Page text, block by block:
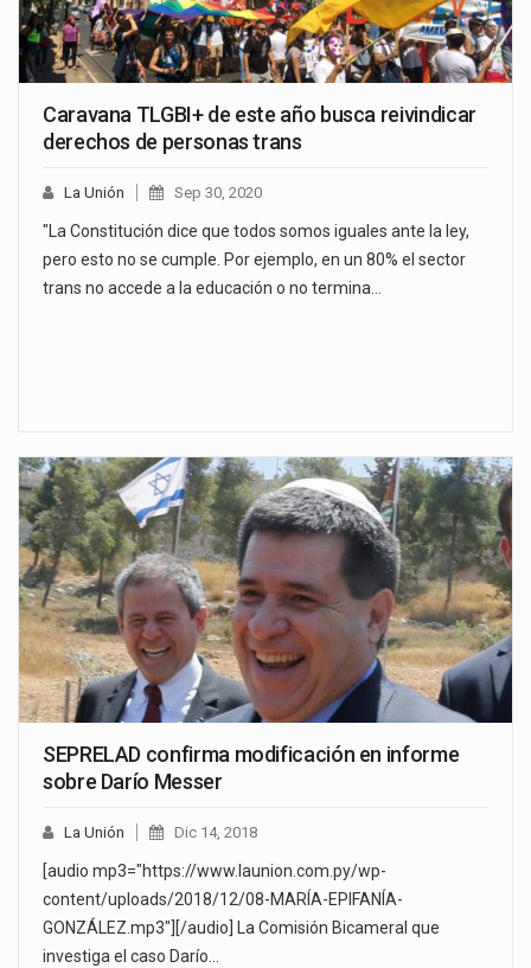
Caravana TLGBI+ de este año busca reivindicar
derechos de personas trans
La Unión Sep 30, 2020
"La Constitución dice que todos somos iguales ante la ley,
pero esto no se cumple. Por ejemplo, en un 80% el sector
trans no accede a la educación o no termina…
SEPRELAD confirma modificación en informe
sobre Darío Messer
La Unión Dic 14, 2018
[audio mp3="https://www.launion.com.py/wp-
content/uploads/2018/12/08-MARÍA-EPIFANÍA-
GONZÁLEZ.mp3"][/audio] La Comisión Bicameral que
investiga el caso Darío…